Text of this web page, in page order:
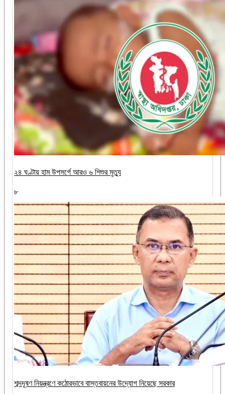
২৪ ঘণ্টায় হাম উপসর্গে আরও ৬ শিশুর মৃত্যু
৮
শব্দদূষণ নিয়ন্ত্রণে কঠোরভাবে বাস্তবায়নের উদ্যোগ নিয়েছে সরকার